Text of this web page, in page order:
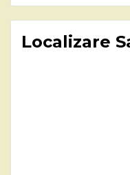
Localizare